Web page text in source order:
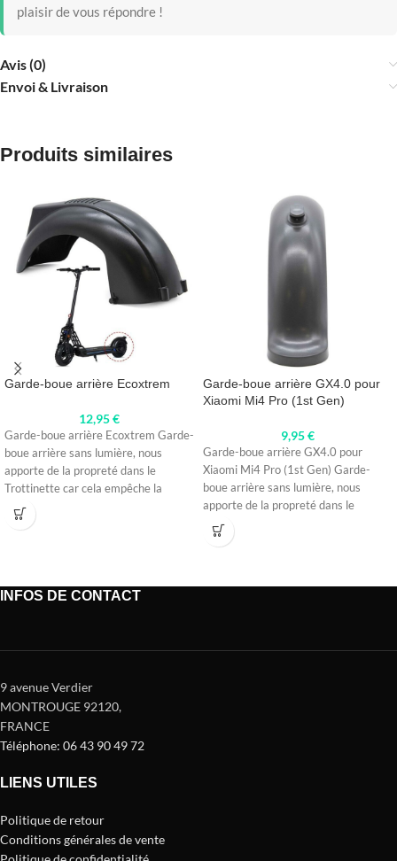
plaisir de vous répondre !
Avis (0)
Envoi & Livraison
Produits similaires
Garde-boue arrière Ecoxtrem
12,95€
Garde-boue arrière Ecoxtrem Garde-
boue arrière sans lumière, nous
apporte de la propreté dans le
Trottinette car cela empêche la
saleté,
Garde-boue arrière GX4.0 pour
Xiaomi Mi4 Pro (1st Gen)
9,95€
Garde-boue arrière GX4.0 pour
Xiaomi Mi4 Pro (1st Gen) Garde-
boue arrière sans lumière, nous
apporte de la propreté dans le
INFOS DE CONTACT
9 avenue Verdier
MONTROUGE 92120,
FRANCE
Téléphone: 06 43 90 49 72
LIENS UTILES
Politique de retour
Conditions générales de vente